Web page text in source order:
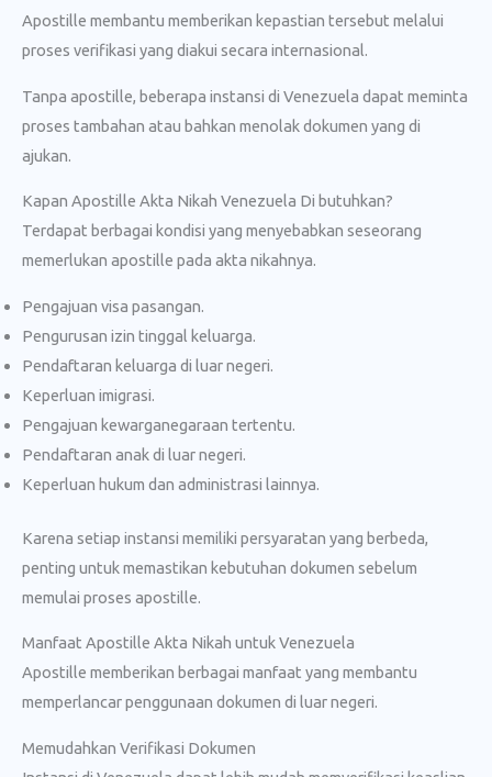
Apostille membantu memberikan kepastian tersebut melalui
proses verifikasi yang diakui secara internasional.
Tanpa apostille, beberapa instansi di Venezuela dapat meminta
proses tambahan atau bahkan menolak dokumen yang di
ajukan.
Kapan Apostille Akta Nikah Venezuela Di butuhkan?
Terdapat berbagai kondisi yang menyebabkan seseorang
memerlukan apostille pada akta nikahnya.
Pengajuan visa pasangan.
Pengurusan izin tinggal keluarga.
Pendaftaran keluarga di luar negeri.
Keperluan imigrasi.
Pengajuan kewarganegaraan tertentu.
Pendaftaran anak di luar negeri.
Keperluan hukum dan administrasi lainnya.
Karena setiap instansi memiliki persyaratan yang berbeda,
penting untuk memastikan kebutuhan dokumen sebelum
memulai proses apostille.
Manfaat Apostille Akta Nikah untuk Venezuela
Apostille memberikan berbagai manfaat yang membantu
memperlancar penggunaan dokumen di luar negeri.
Memudahkan Verifikasi Dokumen